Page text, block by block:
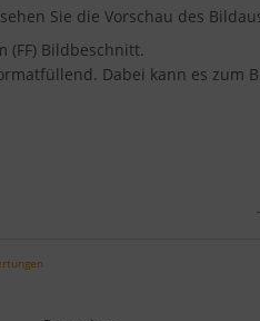
Sie die Vorschau des
(FF) Bildbeschnitt.
Dabei kann es